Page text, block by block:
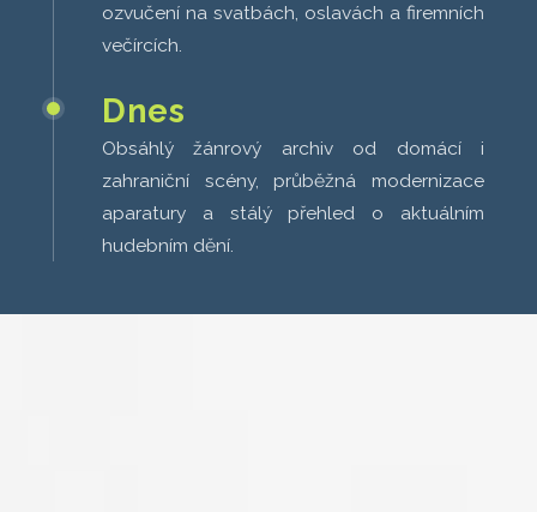
ozvučení na svatbách, oslavách a firemních
večírcích.
Dnes
Obsáhlý žánrový archiv od domácí i
zahraniční scény, průběžná modernizace
aparatury a stálý přehled o aktuálním
hudebním dění.